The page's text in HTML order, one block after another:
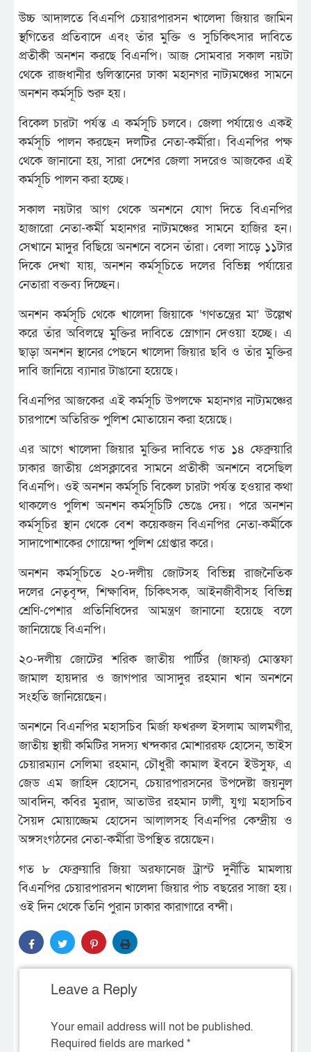
উচ্চ আদালতে বিএনপি চেয়ারপারসন খালেদা জিয়ার জামিন
স্থগিতের প্রতিবাদে এবং তাঁর মুক্তি ও সুচিকিৎসার দাবিতে
প্রতীকী অনশন করছে বিএনপি। আজ সোমবার সকাল নয়টা
থেকে রাজধানীর গুলিস্তানের ঢাকা মহানগর নাট্যমঞ্চের সামনে
অনশন কর্মসূচি শুরু হয়।
বিকেল চারটা পর্যন্ত এ কর্মসূচি চলবে। জেলা পর্যায়েও একই
কর্মসূচি পালন করছেন দলটির নেতা-কর্মীরা। বিএনপির পক্ষ
থেকে জানানো হয়, সারা দেশের জেলা সদরেও আজকের এই
কর্মসূচি পালন করা হচ্ছে।
সকাল নয়টার আগ থেকে অনশনে যোগ দিতে বিএনপির
হাজারো নেতা-কর্মী মহানগর নাট্যমঞ্চের সামনে হাজির হন।
সেখানে মাদুর বিছিয়ে অনশনে বসেন তাঁরা। বেলা সাড়ে ১১টার
দিকে দেখা যায়, অনশন কর্মসূচিতে দলের বিভিন্ন পর্যায়ের
নেতারা বক্তব্য দিচ্ছেন।
অনশন কর্মসূচি থেকে খালেদা জিয়াকে ‘গণতন্ত্রের মা’ উল্লেখ
করে তাঁর অবিলম্বে মুক্তির দাবিতে স্লোগান দেওয়া হচ্ছে। এ
ছাড়া অনশন স্থানের পেছনে খালেদা জিয়ার ছবি ও তাঁর মুক্তির
দাবি জানিয়ে ব্যানার টাঙানো হয়েছে।
বিএনপির আজকের এই কর্মসূচি উপলক্ষে মহানগর নাট্যমঞ্চের
চারপাশে অতিরিক্ত পুলিশ মোতায়েন করা হয়েছে।
এর আগে খালেদা জিয়ার মুক্তির দাবিতে গত ১৪ ফেব্রুয়ারি
ঢাকার জাতীয় প্রেসক্লাবের সামনে প্রতীকী অনশনে বসেছিল
বিএনপি। ওই অনশন কর্মসূচি বিকেল চারটা পর্যন্ত হওয়ার কথা
থাকলেও পুলিশ অনশন কর্মসূচিটি ভেঙে দেয়। পরে অনশন
কর্মসূচির স্থান থেকে বেশ কয়েকজন বিএনপির নেতা-কর্মীকে
সাদাপোশাকের গোয়েন্দা পুলিশ গ্রেপ্তার করে।
অনশন কর্মসূচিতে ২০-দলীয় জোটসহ বিভিন্ন রাজনৈতিক
দলের নেতৃবৃন্দ, শিক্ষাবিদ, চিকিৎসক, আইনজীবীসহ বিভিন্ন
শ্রেণি-পেশার প্রতিনিধিদের আমন্ত্রণ জানানো হয়েছে বলে
জানিয়েছে বিএনপি।
২০-দলীয় জোটের শরিক জাতীয় পার্টির (জাফর) মোস্তফা
জামাল হায়দার ও জাগপার আসাদুর রহমান খান অনশনে
সংহতি জানিয়েছেন।
অনশনে বিএনপির মহাসচিব মির্জা ফখরুল ইসলাম আলমগীর,
জাতীয় স্থায়ী কমিটির সদস্য খন্দকার মোশাররফ হোসেন, ভাইস
চেয়ারম্যান সেলিমা রহমান, চৌধুরী কামাল ইবনে ইউসুফ, এ
জেড এম জাহিদ হোসেন, চেয়ারপারসনের উপদেষ্টা জয়নুল
আবদিন, কবির মুরাদ, আতাউর রহমান ঢালী, যুগ্ম মহাসচিব
সৈয়দ মোয়াজ্জেম হোসেন আলালসহ বিএনপির কেন্দ্রীয় ও
অঙ্গসংগঠনের নেতা-কর্মীরা উপস্থিত রয়েছেন।
গত ৮ ফেব্রুয়ারি জিয়া অরফানেজ ট্রাস্ট দুর্নীতি মামলায়
বিএনপির চেয়ারপারসন খালেদা জিয়ার পাঁচ বছরের সাজা হয়।
ওই দিন থেকে তিনি পুরান ঢাকার কারাগারে বন্দী।
Leave a Reply
Your email address will not be published.
Required fields are marked *